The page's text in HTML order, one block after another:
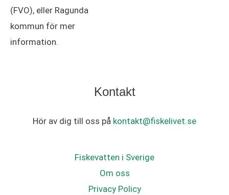
(FVO), eller Ragunda
kommun för mer
information.
Kontakt
Hör av dig till oss på kontakt@fiskelivet.se
Fiskevatten i Sverige
Om oss
Privacy Policy